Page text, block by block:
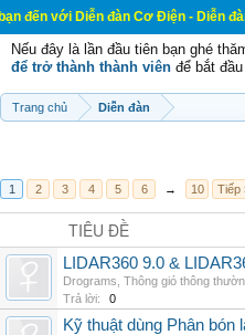
đàn Cơ Điện - Diễn đàn Cơ
Nếu đây là lần đầu tiên bạn ghé
để trở thành thành viên để bắt
Trang chủ Diễn đàn
1 2 3 4 5 6 → 10 Tiếp
TIÊU ĐỀ
LIDAR360 9.0 &
Drograms Thông gió thông
Trả lời:
0
Kỹ thuật dùng Phân bón